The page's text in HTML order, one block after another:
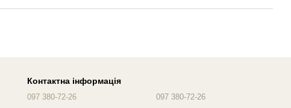
Контактна інформація
097 380-72-26
097 380-72-26